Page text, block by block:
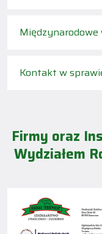
Kontakt w
Firmy oraz
Wydziałem